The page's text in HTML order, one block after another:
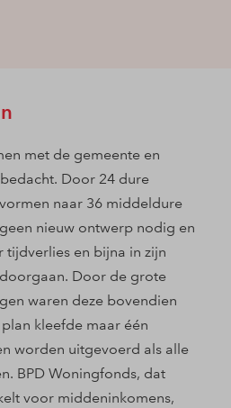
met de gemeente en
Door 24 dure
naar 36 middeldure
nieuw ontwerp nodig en
tijdverlies en bijna in zijn
Door de grote
waren deze bovendien
kleefde maar één
worden uitgevoerd als alle
BPD Woningfonds, dat
voor middeninkomens,